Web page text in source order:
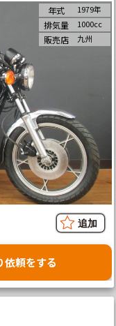
年式 1979年
排気量 1000cc
販売店 九州
依頼をする